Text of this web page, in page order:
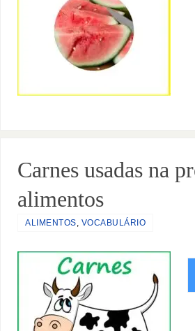
Carnes usadas na
alimentos
ALIMENTOS, VOCABULÁRIO